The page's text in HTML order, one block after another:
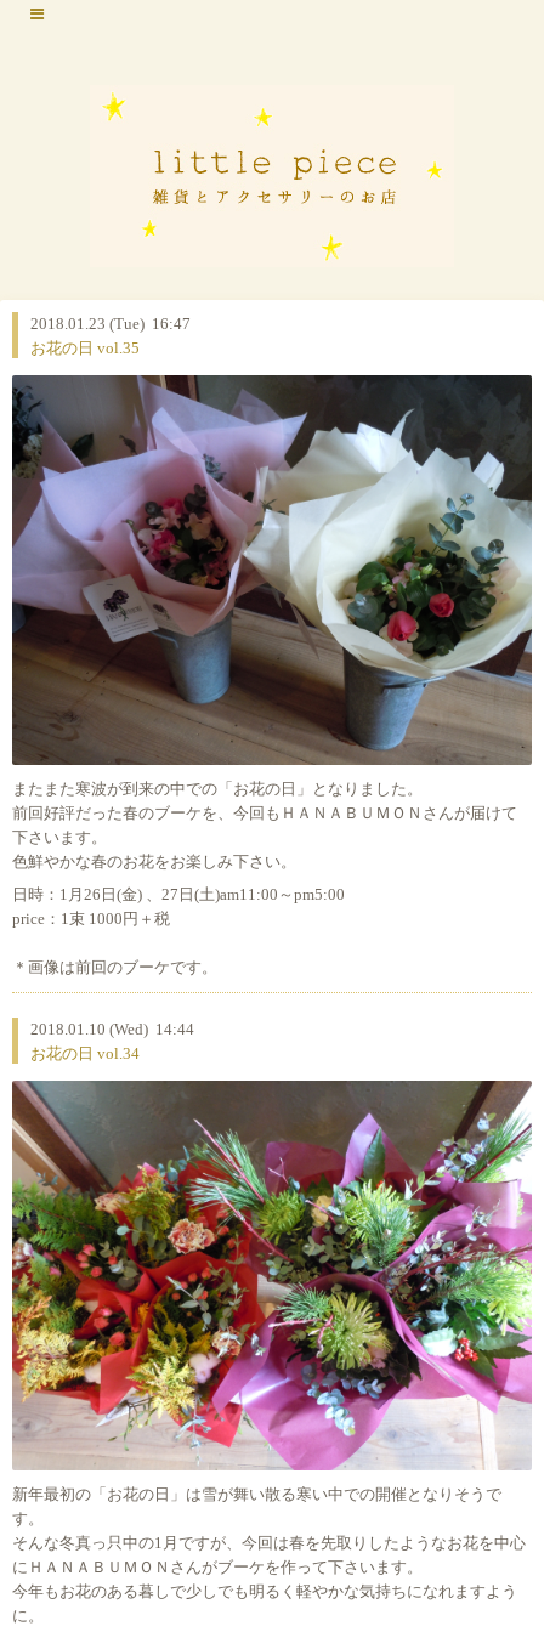
2018.01.23 (Tue) 16:47
お花の日 vol.35
またまた寒波が到来の中での「お花の日」となりました。
前回好評だった春のブーケを、今回もＨＡＮＡＢＵＭＯＮさんが届けて
下さいます。
色鮮やかな春のお花をお楽しみ下さい。
日時：1月26日(金) 、27日(土)am11:00～pm5:00
price：1束 1000円＋税
＊画像は前回のブーケです。
2018.01.10 (Wed) 14:44
お花の日 vol.34
新年最初の「お花の日」は雪が舞い散る寒い中での開催となりそうで
す。
そんな冬真っ只中の1月ですが、今回は春を先取りしたようなお花を中心
にＨＡＮＡＢＵＭＯＮさんがブーケを作って下さいます。
今年もお花のある暮しで少しでも明るく軽やかな気持ちになれますよう
に。